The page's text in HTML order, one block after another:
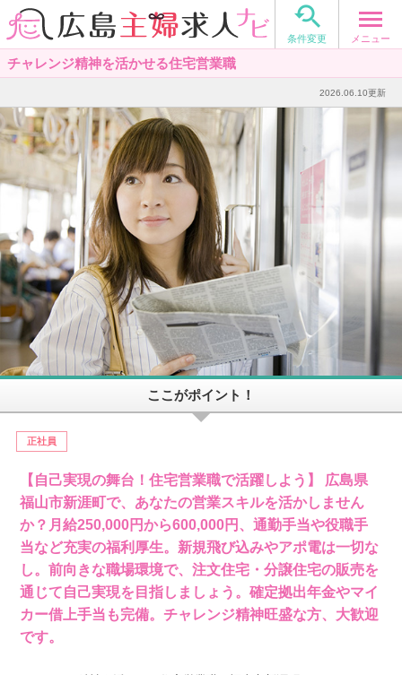

条件変更 メニュー
チャレンジ精神を活かせる住宅営業職
2026.06.10更新
ここがポイント！
正社員
【自己実現の舞台！住宅営業職で活躍しよう】 広島県
福山市新涯町で、あなたの営業スキルを活かしません
か？月給250,000円から600,000円、通勤手当や役職手
当など充実の福利厚生。新規飛び込みやアポ電は一切な
し。前向きな職場環境で、注文住宅・分譲住宅の販売を
通じて自己実現を目指しましょう。確定拠出年金やマイ
カー借上手当も完備。チャレンジ精神旺盛な方、大歓迎
です。